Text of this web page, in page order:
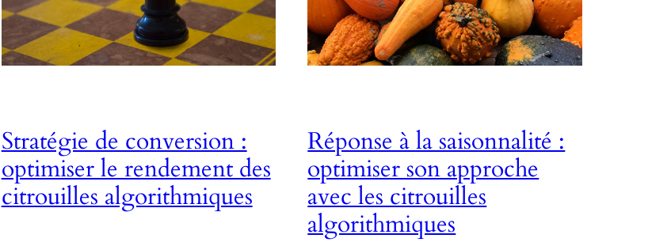
Stratégie de conversion :
optimiser le rendement des
citrouilles algorithmiques
Réponse à la saisonnalité :
optimiser son approche
avec les citrouilles
algorithmiques